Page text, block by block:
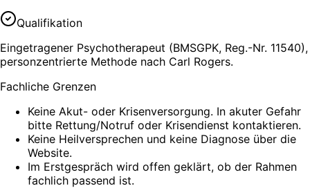
Qualifikation
Eingetragener Psychotherapeut (BMSGPK, Reg.-Nr. 11540),
personzentrierte Methode nach Carl Rogers.
Fachliche Grenzen
Keine Akut- oder Krisenversorgung. In akuter Gefahr
bitte Rettung/Notruf oder Krisendienst kontaktieren.
Keine Heilversprechen und keine Diagnose über die
Website.
Im Erstgespräch wird offen geklärt, ob der Rahmen
fachlich passend ist.